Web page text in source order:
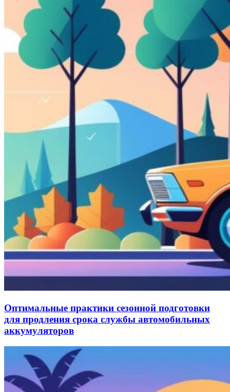
Оптимальные практики сезонной подготовки
для продления срока службы автомобильных
аккумуляторов